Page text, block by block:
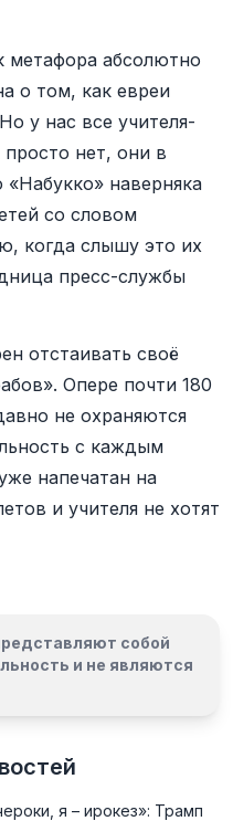
метафора абсолютно
о том, как евреи
у нас все учителя-
нет, они в
наверняка
со словом
когда слышу это их
пресс-службы
отстаивать своё
Опере почти 180
не охраняются
с каждым
напечатан на
и учителя не хотят
собой
и не являются
я – ирокез»: Трамп